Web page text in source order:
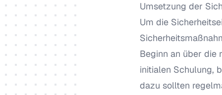
Umsetzung der
Um die
Beginn an über die
initialen Schulung,
dazu sollten